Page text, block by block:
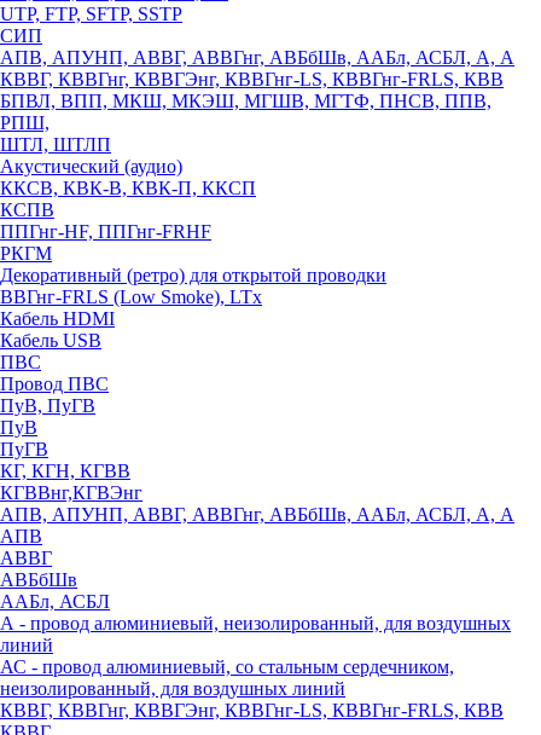
UTP, FTP, SFTP, SSTP
СИП
АПВ, АПУНП, АВВГ, АВВГнг, АВБбШв, ААБл, АСБЛ, А, А
КВВГ, КВВГнг, КВВГЭнг, КВВГнг-LS, КВВГнг-FRLS, КВВ
БПВЛ, ВПП, МКШ, МКЭШ, МГШВ, МГТФ, ПНСВ, ППВ,
РПШ,
ШТЛ, ШТЛП
Акустический (аудио)
ККСВ, КВК-В, КВК-П, ККСП
КСПВ
ППГнг-HF, ППГнг-FRHF
РКГМ
Декоративный (ретро) для открытой проводки
ВВГнг-FRLS (Low Smoke), LTx
Кабель HDMI
Кабель USB
ПВС
Провод ПВС
ПуВ, ПуГВ
ПуВ
ПуГВ
КГ, КГН, КГВВ
КГВВнг,КГВЭнг
АПВ, АПУНП, АВВГ, АВВГнг, АВБбШв, ААБл, АСБЛ, А, А
АПВ
АВВГ
АВБбШв
ААБл, АСБЛ
А - провод алюминиевый, неизолированный, для воздушных
линий
АС - провод алюминиевый, со стальным сердечником,
неизолированный, для воздушных линий
КВВГ, КВВГнг, КВВГЭнг, КВВГнг-LS, КВВГнг-FRLS, КВВ